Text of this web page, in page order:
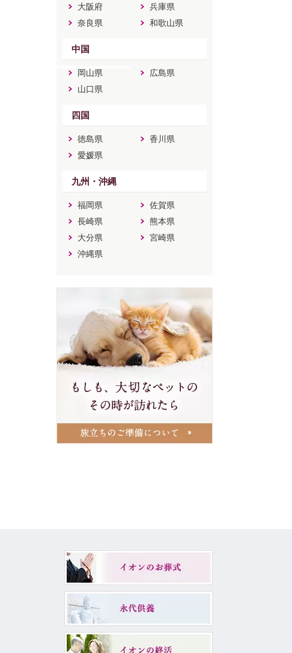
大阪府
兵庫県
奈良県
和歌山県
中国
岡山県
広島県
山口県
四国
徳島県
香川県
愛媛県
九州・沖縄
福岡県
佐賀県
長崎県
熊本県
大分県
宮崎県
沖縄県